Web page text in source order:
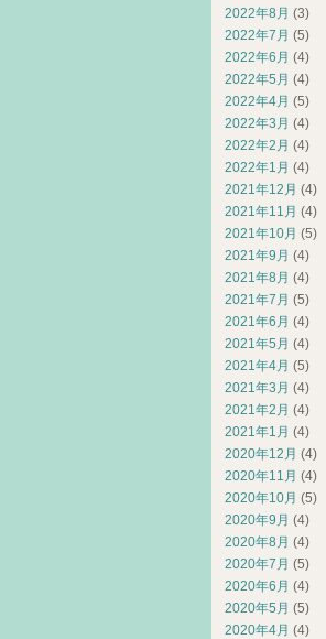
2022年8月 (3)
2022年7月 (5)
2022年6月 (4)
2022年5月 (4)
2022年4月 (5)
2022年3月 (4)
2022年2月 (4)
2022年1月 (4)
2021年12月 (4)
2021年11月 (4)
2021年10月 (5)
2021年9月 (4)
2021年8月 (4)
2021年7月 (5)
2021年6月 (4)
2021年5月 (4)
2021年4月 (5)
2021年3月 (4)
2021年2月 (4)
2021年1月 (4)
2020年12月 (4)
2020年11月 (4)
2020年10月 (5)
2020年9月 (4)
2020年8月 (4)
2020年7月 (5)
2020年6月 (4)
2020年5月 (5)
2020年4月 (4)